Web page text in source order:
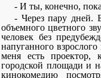
- И ты, конечно,
- Через пару дней.
объемного цветного
человек без
напуганного
меня есть проектор,
городской площади и
кинокомедию